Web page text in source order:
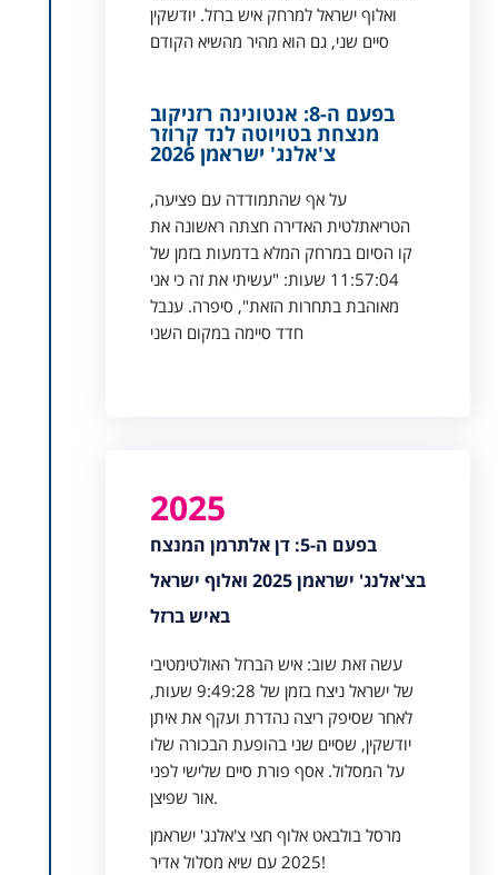
ואלוף ישראל למרחק איש ברזל. יודשקין
סיים שני, גם הוא מהיר מהשיא הקודם
בפעם ה-8: אנטונינה רזניקוב
מנצחת בטויוטה לנד קרוזר
צ'אלנג' ישראמן 2026
על אף שהתמודדה עם פציעה,
הטריאתלטית האדירה חצתה ראשונה את
קו הסיום במרחק המלא בדמעות בזמן של
11:57:04 שעות: "עשיתי את זה כי אני
מאוהבת בתחרות הזאת", סיפרה. ענבל
חדד סיימה במקום השני
2025
בפעם ה-5: דן אלתרמן המנצח
בצ'אלנג' ישראמן 2025 ואלוף ישראל
באיש ברזל
עשה זאת שוב: איש הברזל האולטימטיבי
של ישראל ניצח בזמן של 9:49:28 שעות,
לאחר שסיפק ריצה נהדרת ועקף את איתן
יודשקין, שסיים שני בהופעת הבכורה שלו
על המסלול. אסף פורת סיים שלישי לפני
אור שפיצן.
מרסל בולבאט אלוף חצי צ'אלנג' ישראמן
2025 עם שיא מסלול אדיר!